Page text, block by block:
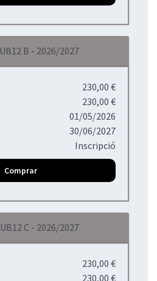
B - 2026/2027
230,00 €
230,00 €
01/05/2026
30/06/2027
Inscripció
Comprar
C - 2026/2027
230,00 €
230,00 €